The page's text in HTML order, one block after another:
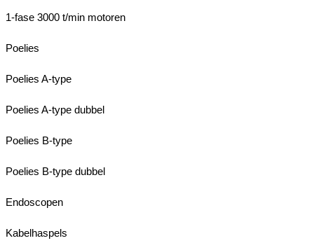
1-fase 3000 t/min motoren
Poelies
Poelies A-type
Poelies A-type dubbel
Poelies B-type
Poelies B-type dubbel
Endoscopen
Kabelhaspels